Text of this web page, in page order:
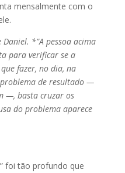
mensalmente com o
*”A pessoa acima
para verificar se a
fazer, no dia, na
problema de resultado —
—, basta cruzar os
do problema aparece
foi tão profundo que